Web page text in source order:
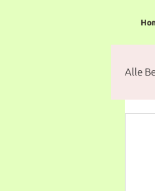
Alle